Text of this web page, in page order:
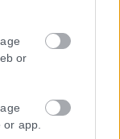
or
app.